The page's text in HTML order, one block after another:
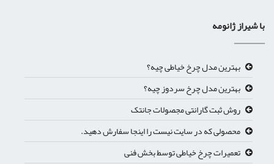
با شیراز ژانومه
بهترین مدل چرخ خیاطی چیه؟
بهترین مدل چرخ سردوز چیه؟
روش ثبت گارانتی مجصولات جانتک
محصولی که در سایت نیست را اینجا سفارش دهید.
تعمیرات چرخ خیاطی توسط بخش فنی